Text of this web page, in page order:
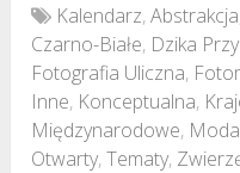
Kalendarz,Abstrakcja
Czarno-Białe, Dzika
Fotografia Uliczna,
Inne, Konceptualna,
Międzynarodowe, Moda
Otwarty,Tematy,